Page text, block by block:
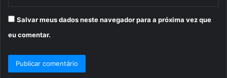
Salvar meus dados neste navegador para a próxima vez que
eu comentar.